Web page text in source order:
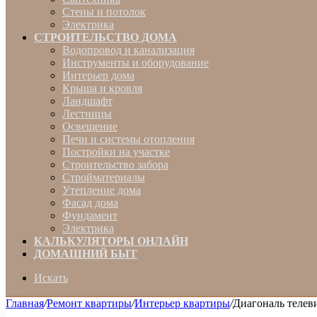
Стены и потолок
Электрика
СТРОИТЕЛЬСТВО ДОМА
Водопровод и канализация
Инструменты и оборудование
Интерьер дома
Крыша и кровля
Ландшафт
Лестницы
Освещение
Печи и системы отопления
Постройки на участке
Строительство забора
Стройматериалы
Утепление дома
Фасад дома
Фундамент
Электрика
КАЛЬКУЛЯТОРЫ ОНЛАЙН
ДОМАШНИЙ БЫТ
Искать
Главная/Ремонт квартиры/Интерьер квартиры/Диагональ